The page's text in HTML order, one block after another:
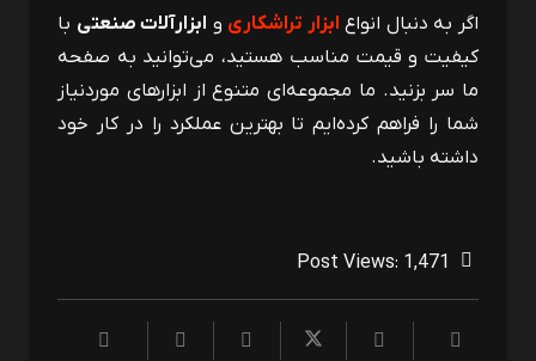
اگر به دنبال انواع ابزار تراشکاری و ابزارآلات صنعتی با
کیفیت و قیمت مناسب هستید، می‌توانید به صفحه
ما سر بزنید. ما مجموعه‌ای متنوع از ابزارهای موردنیاز
شما را فراهم کرده‌ایم تا بهترین عملکرد را در کار خود
داشته باشید.
Post Views: 1,471